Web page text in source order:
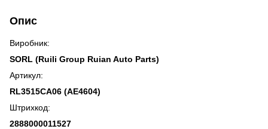
Опис
Виробник:
SORL (Ruili Group Ruian Auto Parts)
Артикул:
RL3515CA06 (AE4604)
Штрихкод:
2888000011527